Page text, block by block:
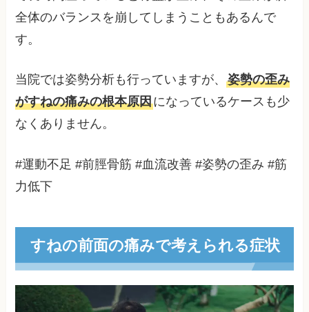
全体のバランスを崩してしまうこともあるんで
す。
当院では姿勢分析も行っていますが、姿勢の歪み
がすねの痛みの根本原因になっているケースも少
なくありません。
#運動不足 #前脛骨筋 #血流改善 #姿勢の歪み #筋
力低下
すねの前面の痛みで考えられる症状